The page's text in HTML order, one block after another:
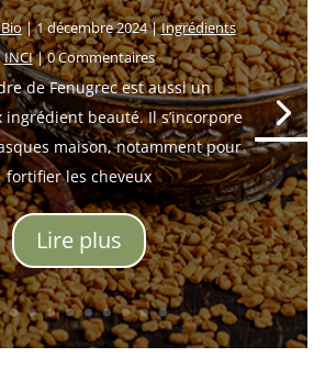
|1 décembre 2024|Ingrédients
INCI| 0 Commentaires
de Fenugrec est aussi un
beauté. Il s’incorpore
maison, notamment pour
fortifier les cheveux
Lire plus